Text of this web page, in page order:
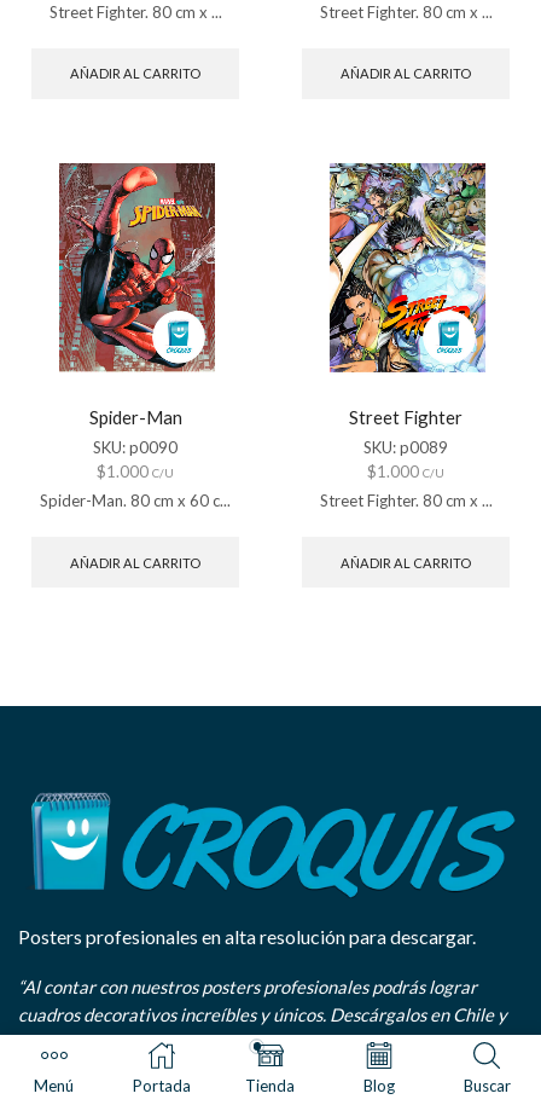
Street Fighter. 80 cm x ...
AÑADIR AL CARRITO
Street Fighter. 80 cm x ...
AÑADIR AL CARRITO
Spider-Man
SKU:p0090
$1.000 C/U
Spider-Man. 80 cm x 60 c...
AÑADIR AL CARRITO
Street Fighter
SKU:p0089
$1.000 C/U
Street Fighter. 80 cm x ...
AÑADIR AL CARRITO
Posters profesionales en alta resolución para descargar.
“Al contar con nuestros posters profesionales podrás lograr
cuadros decorativos increíbles y únicos. Descárgalos en Chile y
el mundo, paga con diversos medios y llévalos a la imprenta que
Menú Portada Tienda Blog Buscar